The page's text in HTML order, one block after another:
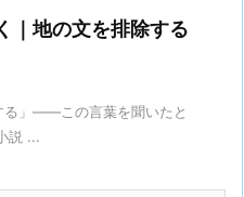
｜地の文を排除する
る」——この言葉を聞いたと
説 ...